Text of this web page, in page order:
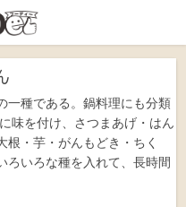
一種である。鍋料理にも分類
味を付け、さつまあげ・はん
・芋・がんもどき・ちく
ろいろな種を入れて、長時間